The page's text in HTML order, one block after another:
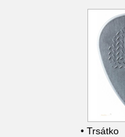
• Trsátko